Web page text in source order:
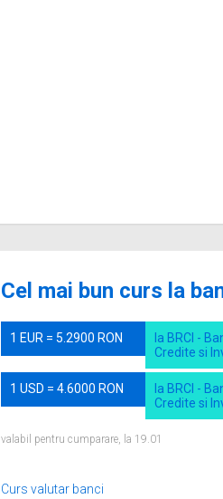
Cel mai bun curs la
1 EUR = 5.2900 RON
la BRCI -
Credite si
1 USD = 4.6000 RON
la BRCI -
Credite si
valabil pentru cumparare, la 19.01
Curs valutar banci